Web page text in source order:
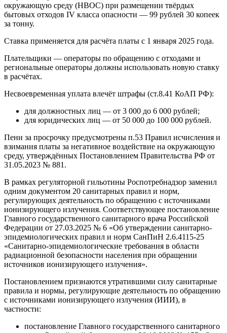
окружающую среду (НВОС) при размещении твёрдых
бытовых отходов IV класса опасности — 99 рублей 30 копеек
за тонну.
Ставка применяется для расчёта платы с 1 января 2025 года.
Плательщики — операторы по обращению с отходами и
региональные операторы должны использовать новую ставку
в расчётах.
Несвоевременная уплата влечёт штрафы (ст.8.41 КоАП РФ):
для должностных лиц — от 3 000 до 6 000 рублей;
для юридических лиц — от 50 000 до 100 000 рублей.
Пени за просрочку предусмотрены п.53 Правил исчисления и
взимания платы за негативное воздействие на окружающую
среду, утверждённых Постановлением Правительства РФ от
31.05.2023 № 881.
В рамках регуляторной гильотины Роспотребнадзор заменил
одним документом 20 санитарных правил и норм,
регулирующих деятельность по обращению с источниками
ионизирующего излучения. Соответствующее постановление
Главного государственного санитарного врача Российской
Федерации от 27.03.2025 № 6 «Об утверждении санитарно-
эпидемиологических правил и норм СанПиН 2.6.4115-25
«Санитарно-эпидемиологические требования в области
радиационной безопасности населения при обращении
источников ионизирующего излучения».
Постановлением признаются утратившими силу санитарные
правила и нормы, регулирующие деятельность по обращению
с источниками ионизирующего излучения (ИИИ), в
частности:
постановление Главного государственного санитарного